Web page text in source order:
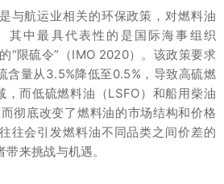
与航运业相关的环保政策，对燃料油
其中最具代表性的是国际海事组织
“限硫令”（IMO 2020）。该政策要求
含量从3.5%降低至0.5%，导致高硫燃
，而低硫燃料油（LSFO）和船用柴油
而彻底改变了燃料油的市场结构和价格
往会引发燃料油不同品类之间价差的
来挑战与机遇。